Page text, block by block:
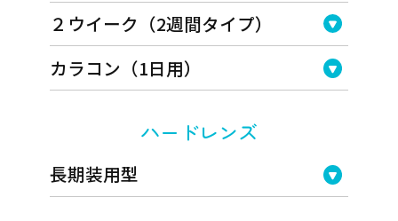
２ウイーク（2週間タイプ）
カラコン（1日用）
ハードレンズ
長期装用型